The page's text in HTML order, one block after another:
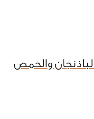
والحمص